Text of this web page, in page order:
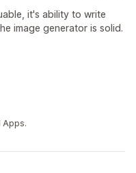
it's ability to write
image generator is solid.
Apps.